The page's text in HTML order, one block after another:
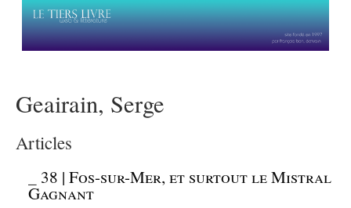
Geairain, Serge
Articles
38 | Fos-sur-Mer, et surtout le Mistral
Gagnant